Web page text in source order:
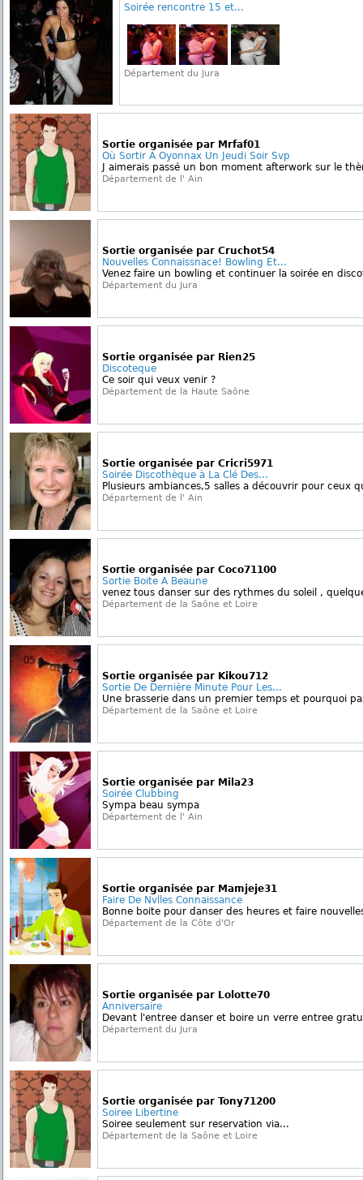
Soirée rencontre 15 et...
Département du Jura
Sortie organisée par Mrfaf01
Où Sortir A Oyonnax Un Jeudi Soir Svp
J aimerais passé un bon moment afterwork sur le
Département de l' Ain
Sortie organisée par Cruchot54
Nouvelles Connaissnace! Bowling Et...
Venez faire un bowling et continuer la soirée en
Département du Jura
Sortie organisée par Rien25
Discoteque
Ce soir qui veux venir ?
Département de la Haute Saône
Sortie organisée par Cricri5971
Soirée Discothèque à La Clé Des...
Plusieurs ambiances,5 salles a découvrir pour ceux
Département de l' Ain
Sortie organisée par Coco71100
Sortie Boite A Beaune
venez tous danser sur des rythmes du soleil ,
Département de la Saône et Loire
Sortie organisée par Kikou712
Sortie De Dernière Minute Pour Les...
Une brasserie dans un premier temps et pourquoi
Département de la Saône et Loire
Sortie organisée par Mila23
Soirée Clubbing
Sympa beau sympa
Département de l' Ain
Sortie organisée par Mamjeje31
Faire De Nvlles Connaissance
Bonne boite pour danser des heures et faire
Département de la Côte d'Or
Sortie organisée par Lolotte70
Anniversaire
Devant l'entree danser et boire un verre entree
Département du Jura
Sortie organisée par Tony71200
Soiree Libertine
Soiree seulement sur reservation via...
Département de la Saône et Loire